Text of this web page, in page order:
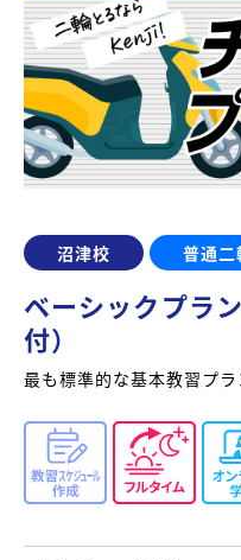
沼津校 普通二
ベーシックプラ
付）
最も標準的な基本教習プラ